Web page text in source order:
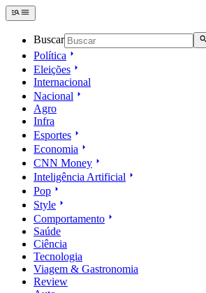
Buscar
Política
Eleições
Internacional
Nacional
Agro
Infra
Esportes
Economia
CNN Money
Inteligência Artificial
Pop
Style
Comportamento
Saúde
Ciência
Tecnologia
Viagem & Gastronomia
Review